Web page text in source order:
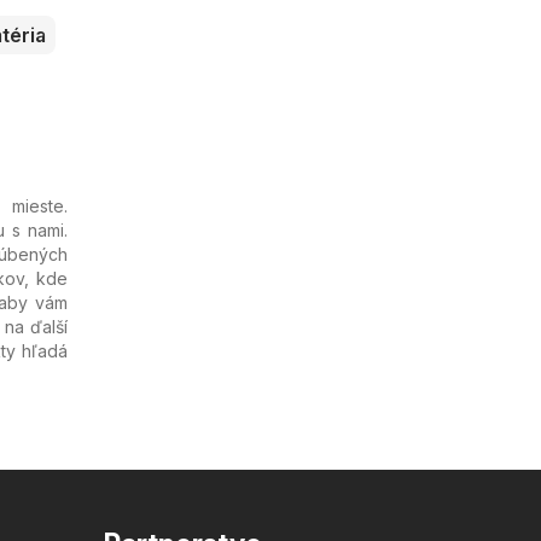
s nami.
kde
vám
ďalší
hľadá